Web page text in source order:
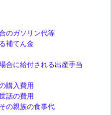
のガソリン代等
補てん金
合に給付される出産手当
購入費用
話の費用
の親族の食事代